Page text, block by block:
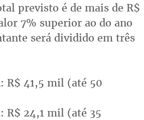
previsto é de mais de R$
7% superior ao do ano
será dividido em três
R$ 41,5 mil (até 50
R$ 24,1 mil (até 35